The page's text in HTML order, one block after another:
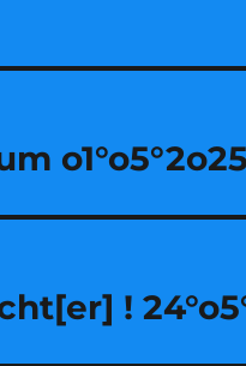
o1°o5°2o25
!